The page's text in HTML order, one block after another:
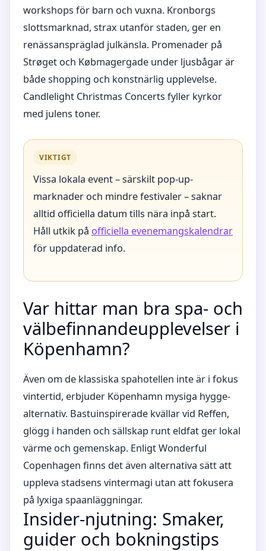
workshops för barn och vuxna. Kronborgs
slottsmarknad, strax utanför staden, ger en
renässanspräglad julkänsla. Promenader på
Strøget och Købmagergade under ljusbågar är
både shopping och konstnärlig upplevelse.
Candlelight Christmas Concerts fyller kyrkor
med julens toner.
VIKTIGT
Vissa lokala event – särskilt pop-up-
marknader och mindre festivaler – saknar
alltid officiella datum tills nära inpå start.
Håll utkik på officiella evenemangskalendrar
för uppdaterad info.
Var hittar man bra spa- och
välbefinnandeupplevelser i
Köpenhamn?
Även om de klassiska spahotellen inte är i fokus
vintertid, erbjuder Köpenhamn mysiga hygge-
alternativ. Bastuinspirerade kvällar vid Reffen,
glögg i handen och sällskap runt eldfat ger lokal
värme och gemenskap. Enligt Wonderful
Copenhagen finns det även alternativa sätt att
uppleva stadsens vintermagi utan att fokusera
på lyxiga spaanläggningar.
Insider-njutning: Smaker,
guider och bokningstips